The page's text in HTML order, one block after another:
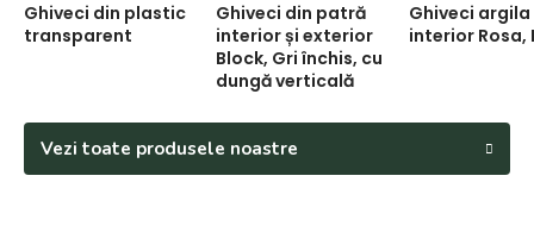
Ghiveci din plastic
transparent
Ghiveci din patră
interior și exterior
Block, Gri închis, cu
dungă verticală
Ghiveci argila
interior Rosa,
Vezi toate produsele noastre